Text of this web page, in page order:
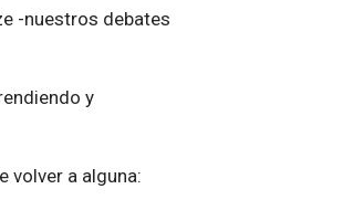
-nuestros debates
y
volver a alguna: